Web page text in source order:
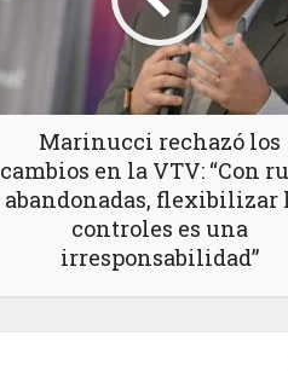
Marinucci rechazó los
cambios en la VTV: “Con
abandonadas, flexibilizar
controles es una
irresponsabilidad”